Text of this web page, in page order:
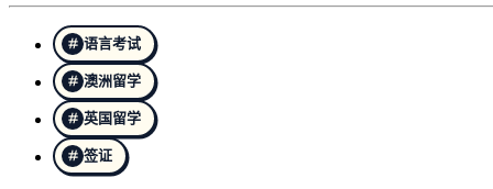
语言考试
澳洲留学
英国留学
签证